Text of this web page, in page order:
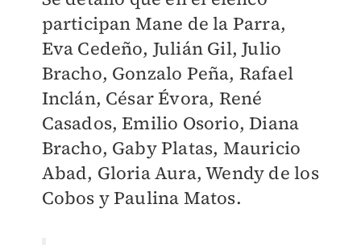
participan Mane de la Parra,
Eva Cedeño, Julián Gil, Julio
Bracho, Gonzalo Peña, Rafael
Inclán, César Évora, René
Casados, Emilio Osorio, Diana
Bracho, Gaby Platas, Mauricio
Abad, Gloria Aura, Wendy de los
Cobos y Paulina Matos.